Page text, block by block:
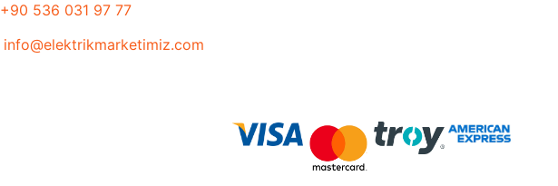
+90 536 031 97 77
info@elektrikmarketimiz.com